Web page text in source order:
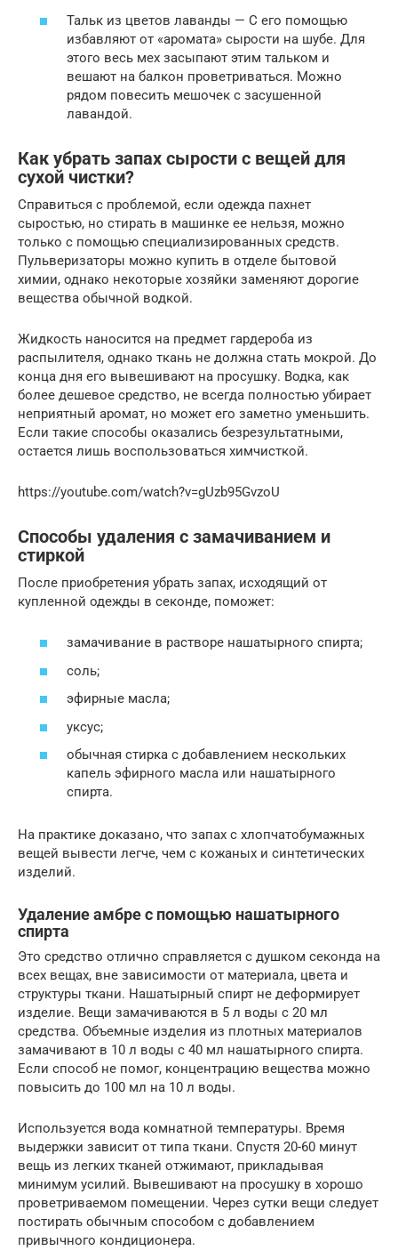
Тальк из цветов лаванды — С его помощью
избавляют от «аромата» сырости на шубе. Для
этого весь мех засыпают этим тальком и
вешают на балкон проветриваться. Можно
рядом повесить мешочек с засушенной
лавандой.
Как убрать запах сырости с вещей для
сухой чистки?
Справиться с проблемой, если одежда пахнет
сыростью, но стирать в машинке ее нельзя, можно
только с помощью специализированных средств.
Пульверизаторы можно купить в отделе бытовой
химии, однако некоторые хозяйки заменяют дорогие
вещества обычной водкой.
Жидкость наносится на предмет гардероба из
распылителя, однако ткань не должна стать мокрой. До
конца дня его вывешивают на просушку. Водка, как
более дешевое средство, не всегда полностью убирает
неприятный аромат, но может его заметно уменьшить.
Если такие способы оказались безрезультатными,
остается лишь воспользоваться химчисткой.
https://youtube.com/watch?v=gUzb95GvzoU
Способы удаления с замачиванием и
стиркой
После приобретения убрать запах, исходящий от
купленной одежды в секонде, поможет:
замачивание в растворе нашатырного спирта;
соль;
эфирные масла;
уксус;
обычная стирка с добавлением нескольких
капель эфирного масла или нашатырного
спирта.
На практике доказано, что запах с хлопчатобумажных
вещей вывести легче, чем с кожаных и синтетических
изделий.
Удаление амбре с помощью нашатырного
спирта
Это средство отлично справляется с душком секонда на
всех вещах, вне зависимости от материала, цвета и
структуры ткани. Нашатырный спирт не деформирует
изделие. Вещи замачиваются в 5 л воды с 20 мл
средства. Объемные изделия из плотных материалов
замачивают в 10 л воды с 40 мл нашатырного спирта.
Если способ не помог, концентрацию вещества можно
повысить до 100 мл на 10 л воды.
Используется вода комнатной температуры. Время
выдержки зависит от типа ткани. Спустя 20-60 минут
вещь из легких тканей отжимают, прикладывая
минимум усилий. Вывешивают на просушку в хорошо
проветриваемом помещении. Через сутки вещи следует
постирать обычным способом с добавлением
привычного кондиционера.